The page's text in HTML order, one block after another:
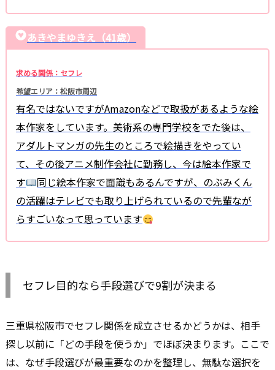
あきやまゆきえ（41歳）
求める関係：セフレ
希望エリア：松阪市周辺
有名ではないですがAmazonなどで取扱があるような絵
本作家をしています。美術系の専門学校をでた後は、
アダルトマンガの先生のところで絵描きをやってい
て、その後アニメ制作会社に勤務し、今は絵本作家で
す
同じ絵本作家で面識もあるんですが、のぶみくん
の活躍はテレビでも取り上げられているので先輩なが
らすごいなって思っています
セフレ目的なら手段選びで9割が決まる
三重県松阪市でセフレ関係を成立させるかどうかは、相手
探し以前に「どの手段を使うか」でほぼ決まります。ここで
は、なぜ手段選びが最重要なのかを整理し、無駄な選択を